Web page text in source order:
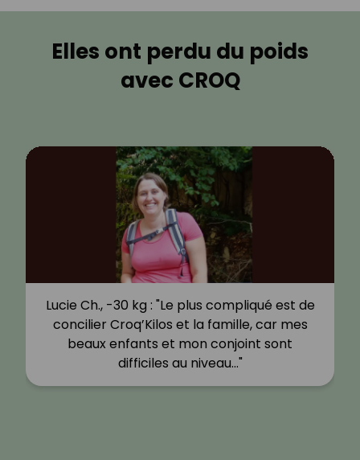
Elles ont perdu du poids
avec CROQ
Lucie Ch., -30 kg : "Le plus compliqué est de
concilier Croq’Kilos et la famille, car mes
beaux enfants et mon conjoint sont
difficiles au niveau…"